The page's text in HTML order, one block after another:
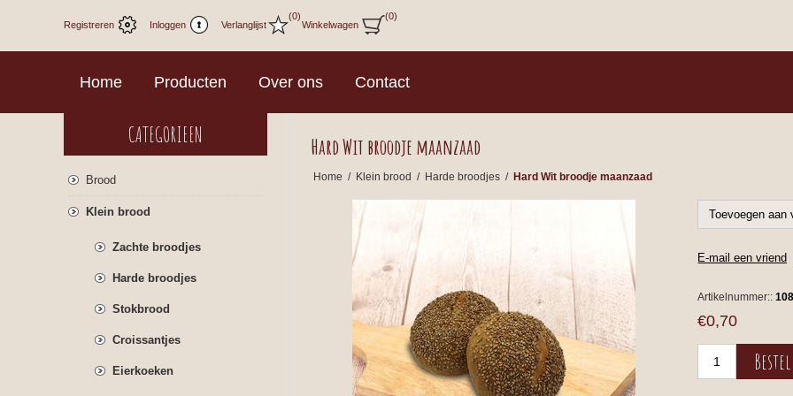
Registreren Inloggen Verlanglijst
(0)
Winkelwagen
(0)
Home Producten Over ons Contact
Hard Wit broodje maanzaad
Home / Klein brood / Harde broodjes / Hard Wit broodje maanzaad
Artikelnummer::
€0,70
CATEGORIEEN
Brood
Klein brood
Zachte broodjes
Harde broodjes
Stokbrood
Croissantjes
Eierkoeken